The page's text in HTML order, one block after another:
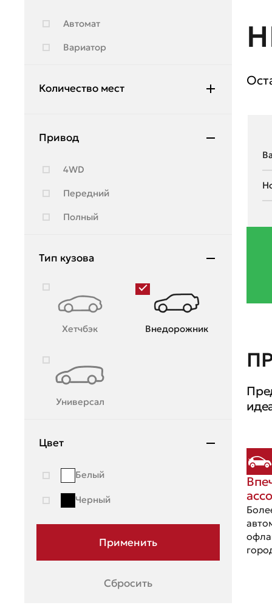
OMODA
Renault
Subaru
UAZ
Volvo
Автомат
Вариатор
Количество мест
Привод
4WD
Передний
Полный
Тип кузова
Хетчбэк Внедорожник
Универсал
Цвет
Белый
Черный
Сбросить